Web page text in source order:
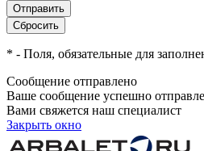
* - Поля, обязательные для
Сообщение отправлено
Ваше сообщение успешно
Вами свяжется наш специалист
Закрыть окно